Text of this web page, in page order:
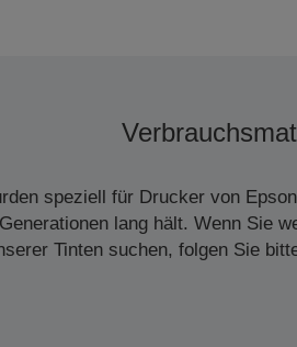
speziell für Drucker von
lang hält. Wenn Sie
Tinten suchen, folgen Sie